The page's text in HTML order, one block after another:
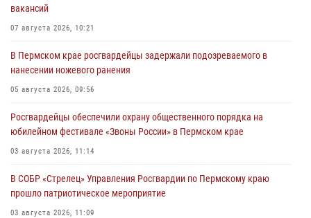
вакансий
07 августа 2026, 10:21
В Пермском крае росгвардейцы задержали подозреваемого в
нанесении ножевого ранения
05 августа 2026, 09:56
Росгвардейцы обеспечили охрану общественного порядка на
юбилейном фестивале «Звоны России» в Пермском крае
03 августа 2026, 11:14
В СОБР «Стрелец» Управления Росгвардии по Пермскому краю
прошло патриотическое мероприятие
03 августа 2026, 11:09